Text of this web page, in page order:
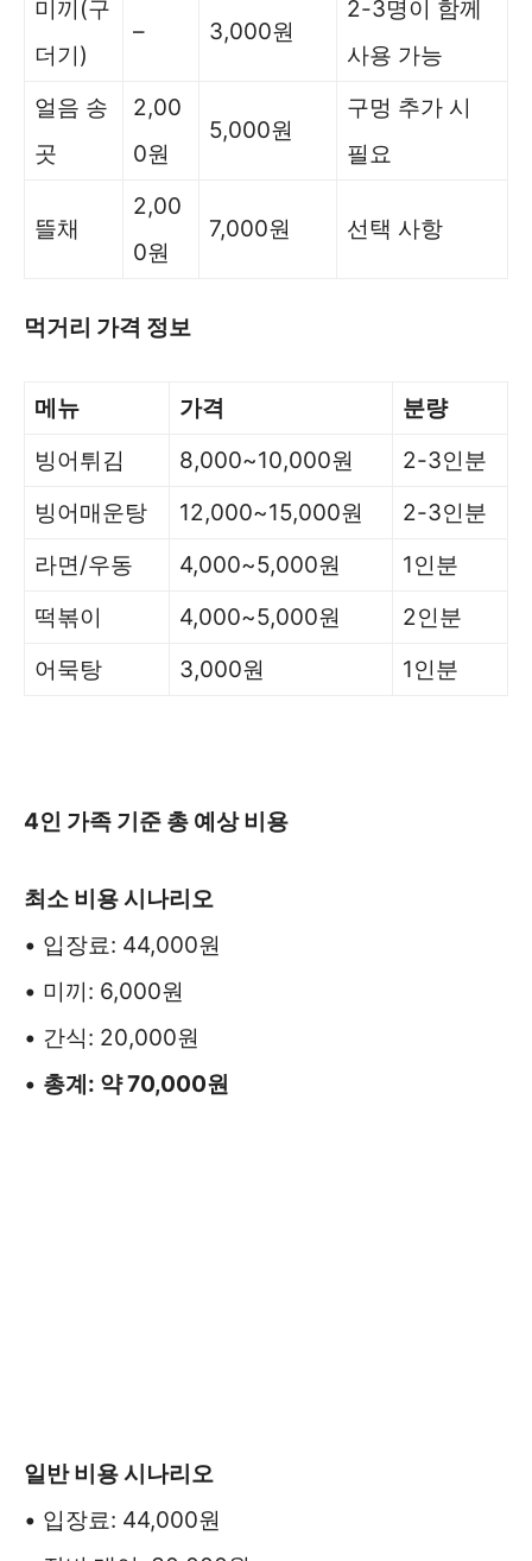
미끼(구
더기)
– 3,000원
2-3명이 함께
사용 가능
얼음 송
곳
2,00
0원
5,000원
구멍 추가 시
필요
뜰채
2,00
0원
7,000원 선택 사항
먹거리 가격 정보
메뉴 가격
분량
빙어튀김
8,000~10,000원
2-3인분
빙어매운탕
12,000~15,000원
2-3인분
라면/우동
4,000~5,000원
1인분
떡볶이
4,000~5,000원
2인분
어묵탕
3,000원 1인분
4인 가족 기준 총 예상 비용
최소 비용 시나리오
• 입장료: 44,000원
• 미끼: 6,000원
• 간식: 20,000원
• 총계: 약 70,000원
일반 비용 시나리오
• 입장료: 44,000원